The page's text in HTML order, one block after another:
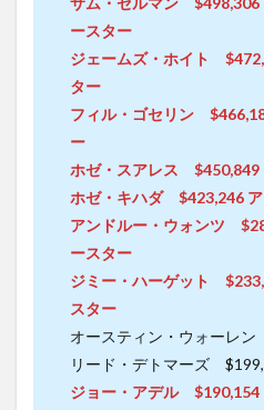
ースター
ジェームズ・ホイト
ター
フィル・ゴセリン
ー
ホゼ・スアレス $450,849
ホゼ・キハダ $423,246
アンドルー・ウォンツ
ースター
ジミー・ハーゲット
スター
オースティン・ウォー
リード・デトマーズ
ジョー・アデル